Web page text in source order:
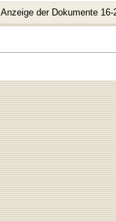
Anzeige der Dokumente 16-